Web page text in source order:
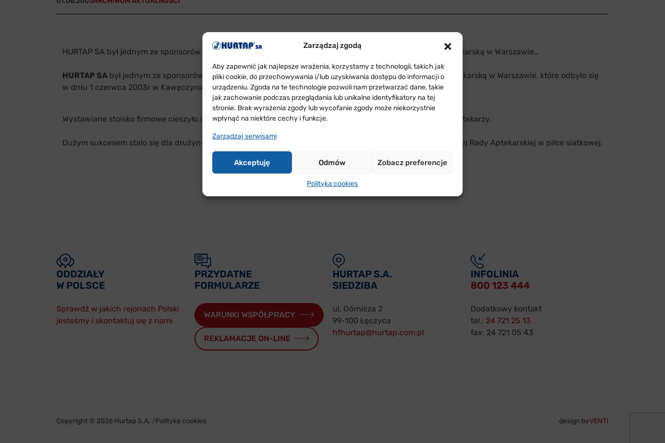
Zarządzaj zgodą
Aby zapewnić jak najlepsze wrażenia, korzystamy z technologii, takich jak
pliki cookie, do przechowywania i/lub uzyskiwania dostępu do informacji o
urządzeniu. Zgoda na te technologie pozwoli nam przetwarzać dane, takie
jak zachowanie podczas przeglądania lub unikalne identyfikatory na tej
stronie. Brak wyrażenia zgody lub wycofanie zgody może niekorzystnie
wpłynąć na niektóre cechy i funkcje.
Zarządzaj serwisami
Akceptuję Odmów Zobacz preferencje
Polityka cookies
HURTAP SA był jednym ze sponsorów III Plenerowego Spotkania organizowanego przez Okręgową Izbę Aptekarską w Warszawie…
HURTAP SA był jednym ze sponsorów III Plenerowego Spotkania organizowanego przez Okręgową Izbę Aptekarską w Warszawie, które odbyło się
w dniu 1 czerwca 2003r w Kawęczynie k/Grójca.
Wystawiane stoisko firmowe cieszyło się ogromnym zainteresowaniem ze strony przybyłych na spotkanie aptekarzy.
Dużym sukcesem stało się dla drużyny HURTAP SA zajęcie I miejsca w III Turnieju o Puchar Prezesa Okręgowej Rady Aptekarskiej w piłce siatkowej.
ODDZIAŁY
W POLSCE
Sprawdź w jakich rejonach Polski
jesteśmy i skontaktuj się z nami
PRZYDATNE
FORMULARZE
WARUNKI WSPÓŁPRACY
REKLAMACJE ON-LINE
HURTAP S.A.
SIEDZIBA
ul. Górnicza 2
99-100 Łęczyca
hfhurtap@hurtap.com.pl
INFOLINIA
800 123 444
Dodatkowy kontakt
tel.: 24 721 25 13
fax: 24 721 05 43
Copyright © 2026 Hurtap S.A. /Polityka cookies design byVENTI